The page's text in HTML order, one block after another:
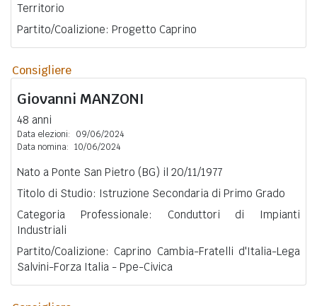
Territorio
Partito/Coalizione: Progetto Caprino
Consigliere
Giovanni MANZONI
48 anni
Data elezioni:
09/06/2024
Data nomina: 10/06/2024
Nato a Ponte San Pietro (BG) il 20/11/1977
Titolo di Studio: Istruzione Secondaria di Primo Grado
Categoria Professionale: Conduttori di Impianti
Industriali
Partito/Coalizione: Caprino Cambia-Fratelli d'Italia-Lega
Salvini-Forza Italia - Ppe-Civica